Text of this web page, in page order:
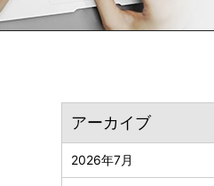
アーカイブ
2026年7月